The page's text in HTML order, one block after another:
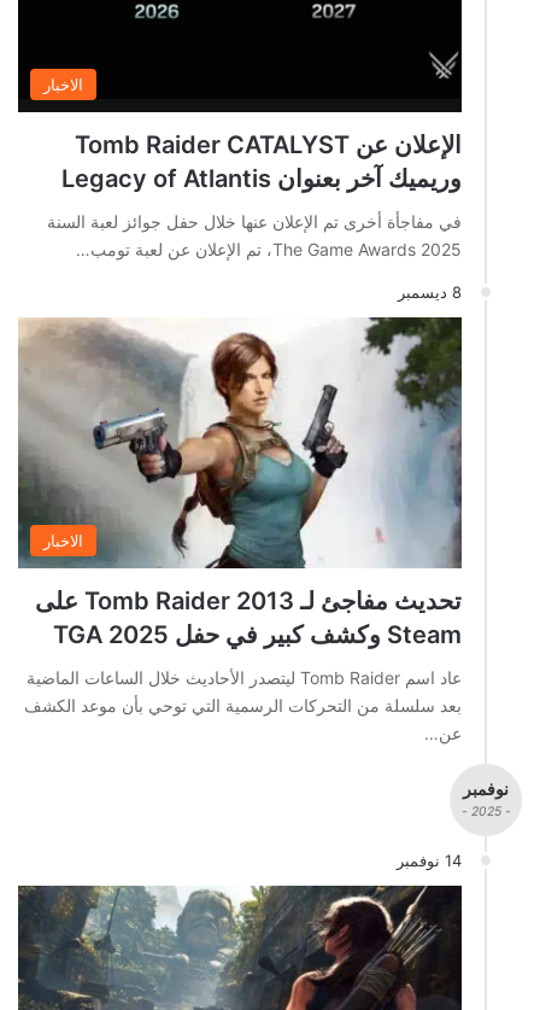
الاخبار
الإعلان عن Tomb Raider CATALYST
وريميك آخر بعنوان Legacy of Atlantis
في مفاجأة أخرى تم الإعلان عنها خلال حفل جوائز لعبة السنة
The Game Awards 2025، تم الإعلان عن لعبة تومب…
8 ديسمبر
الاخبار
تحديث مفاجئ لـ Tomb Raider 2013 على
Steam وكشف كبير في حفل TGA 2025
عاد اسم Tomb Raider ليتصدر الأحاديث خلال الساعات الماضية
بعد سلسلة من التحركات الرسمية التي توحي بأن موعد الكشف
عن…
نوفمبر
- 2025 -
14 نوفمبر